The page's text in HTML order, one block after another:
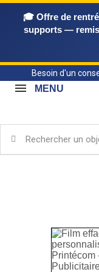
🎓 Offre de
supports —
Besoin d'un
MENU